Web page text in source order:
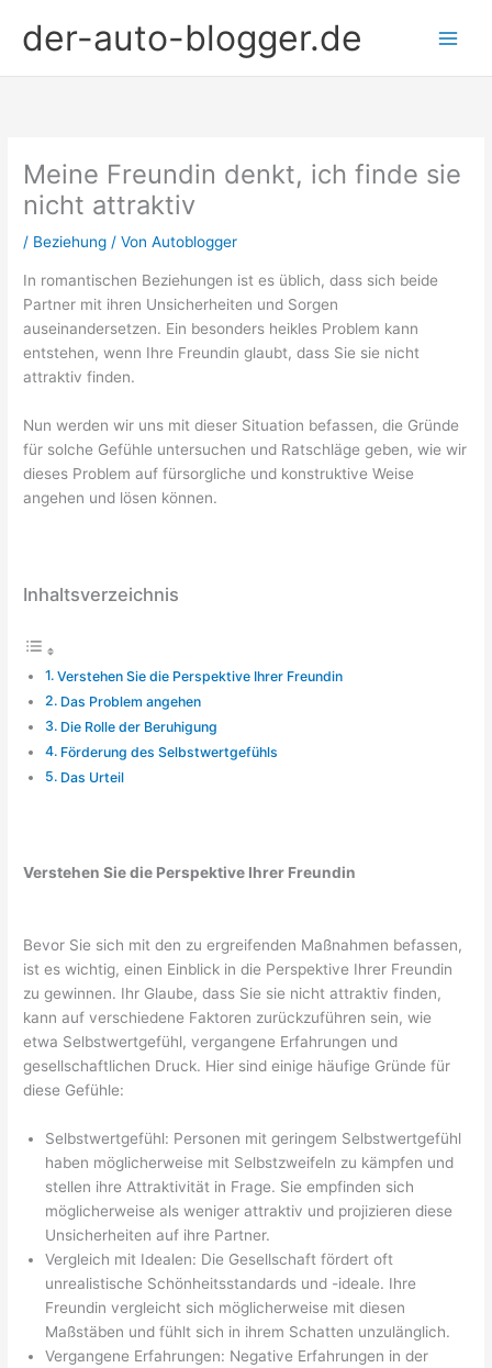
Inhaltder-auto-blogger.de
Meine Freundin denkt, ich finde sie
nicht attraktiv
/ Beziehung / VonAutoblogger
In romantischen Beziehungen ist es üblich, dass sich beide
Partner mit ihren Unsicherheiten und Sorgen
auseinandersetzen. Ein besonders heikles Problem kann
entstehen, wenn Ihre Freundin glaubt, dass Sie sie nicht
attraktiv finden.
Nun werden wir uns mit dieser Situation befassen, die Gründe
für solche Gefühle untersuchen und Ratschläge geben, wie wir
dieses Problem auf fürsorgliche und konstruktive Weise
angehen und lösen können.
Inhaltsverzeichnis
Verstehen Sie die Perspektive Ihrer Freundin
Das Problem angehen
Die Rolle der Beruhigung
Förderung des Selbstwertgefühls
Das Urteil
Verstehen Sie die Perspektive Ihrer Freundin
Bevor Sie sich mit den zu ergreifenden Maßnahmen befassen,
ist es wichtig, einen Einblick in die Perspektive Ihrer Freundin
zu gewinnen. Ihr Glaube, dass Sie sie nicht attraktiv finden,
kann auf verschiedene Faktoren zurückzuführen sein, wie
etwa Selbstwertgefühl, vergangene Erfahrungen und
gesellschaftlichen Druck. Hier sind einige häufige Gründe für
diese Gefühle:
Selbstwertgefühl: Personen mit geringem Selbstwertgefühl
haben möglicherweise mit Selbstzweifeln zu kämpfen und
stellen ihre Attraktivität in Frage. Sie empfinden sich
möglicherweise als weniger attraktiv und projizieren diese
Unsicherheiten auf ihre Partner.
Vergleich mit Idealen: Die Gesellschaft fördert oft
unrealistische Schönheitsstandards und -ideale. Ihre
Freundin vergleicht sich möglicherweise mit diesen
Maßstäben und fühlt sich in ihrem Schatten unzulänglich.
Vergangene Erfahrungen: Negative Erfahrungen in der